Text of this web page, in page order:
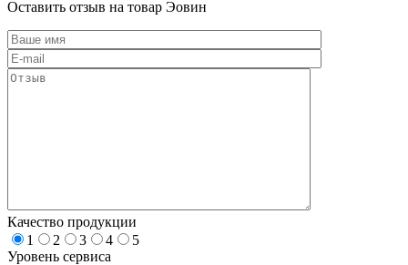
Оставить отзыв на товар Эовин
Качество продукции
1
2 3 4
5
Уровень сервиса